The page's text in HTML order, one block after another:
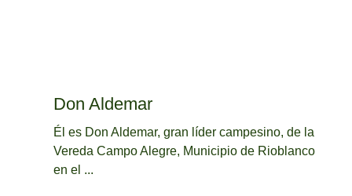
Don Aldemar
Él es Don Aldemar, gran líder campesino, de la
Vereda Campo Alegre, Municipio de Rioblanco
en el ...